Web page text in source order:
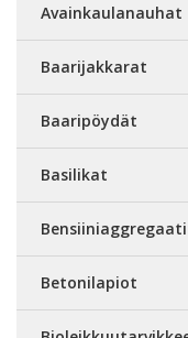
Avainkaulanauhat
Baarijakkarat
Baaripöydät
Basilikat
Betonilapiot